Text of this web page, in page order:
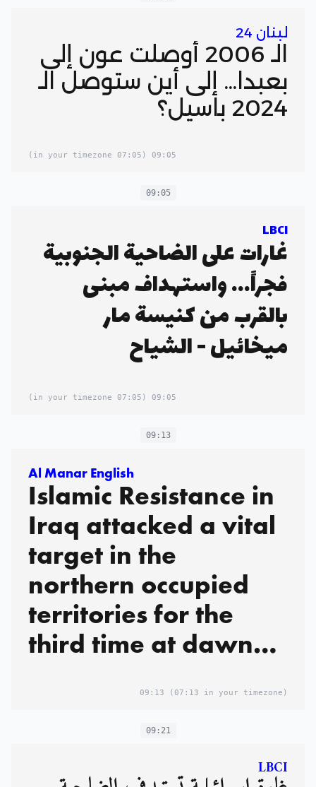
لبنان 24
الـ 2006 أوصلت عون إلى
بعبدا... إلى أين ستوصل الـ
2024 باسيل؟
09:05
(07:05 in your timezone)
09:05
LBCI
غارات على الضاحية الجنوبية
فجراً... واستهداف مبنى
بالقرب من كنيسة مار
ميخائيل - الشياح
09:05
(07:05 in your timezone)
09:13
Al Manar English
Islamic Resistance in
Iraq attacked a vital
target in the
northern occupied
territories for the
third time at dawn
November 14, 2024,
using drone aircraft:
09:13 (07:13 in your timezone)
09:21
LBCI